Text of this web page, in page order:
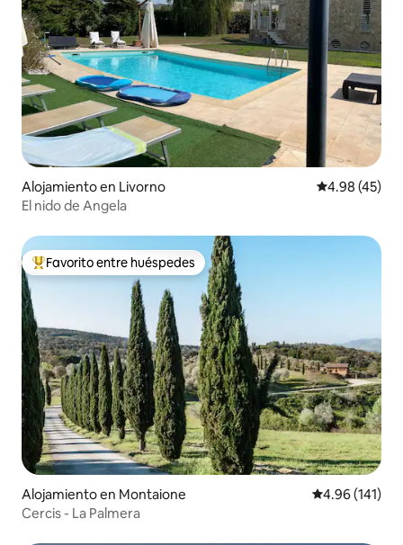
Alojamiento en Livorno Calificación
4.98 (45)
El nido de Angela
Favorito entre huéspedes preferido
Favorito entre huéspedes
Alojamiento en Montaione Calificación
4.96 (141)
Cercis - La Palmera